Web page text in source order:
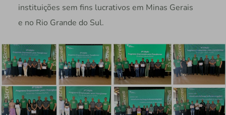
instituições sem fins lucrativos em Minas Gerais
e no Rio Grande do Sul.